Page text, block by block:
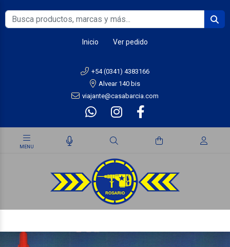
Inicio Ver pedido
+54 (0341) 4383166
Alvear 140 bis
viajante@casabarcia.com